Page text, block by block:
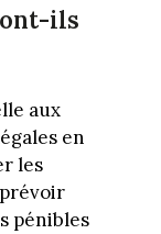
ils
aux
en
les
pénibles